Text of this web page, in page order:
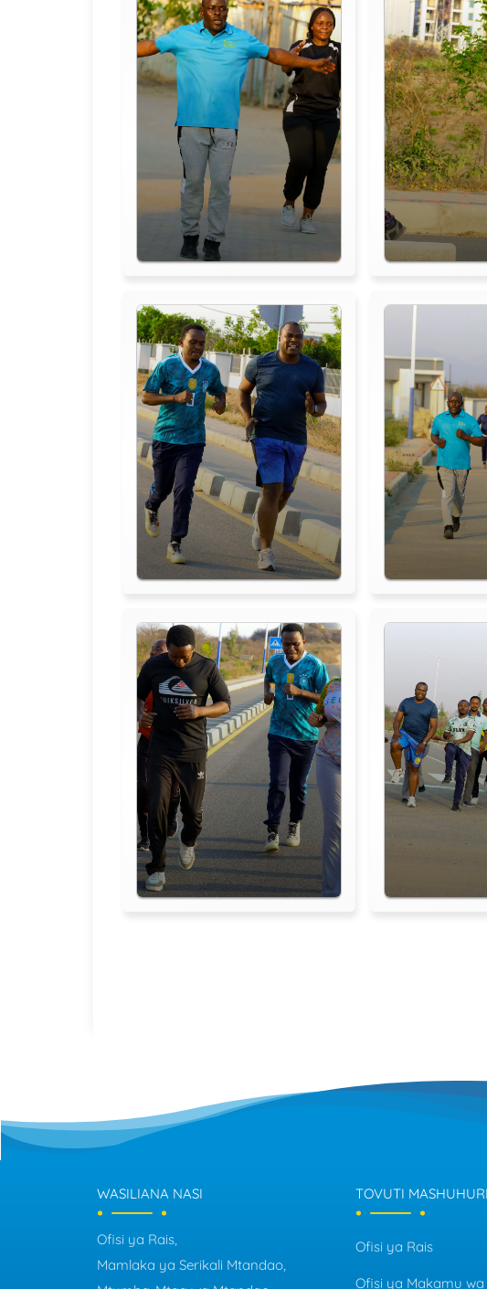
WASILIANA NASI
Ofisi ya Rais,
Mamlaka ya Serikali Mtandao,
TOVUTI MASHUHURI
Ofisi ya Rais
Ofisi ya Makamu wa